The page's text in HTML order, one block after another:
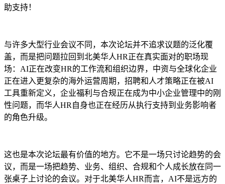
助支持！
与许多大型行业会议不同，本次论坛并不追求议题的泛化覆
盖，而是把问题拉回到北美华人HR正在真实面对的职场现
场：AI正在改变HR的工作流和组织边界，中资与全球化企业
正在进入更复杂的海外运营周期，招聘和人才策略正在被AI
工具重新定义，企业福利与合规正在成为中小企业管理中的刚
性问题，而华人HR自身也正在经历从执行支持到业务影响者
的角色升级。
这也是本次论坛最有价值的地方。它不是一场只讨论趋势的会
议，而是一场把趋势、业务、组织、合规和个人成长放在同一
张桌子上讨论的会议。对于北美华人HR而言，AI不是远方的